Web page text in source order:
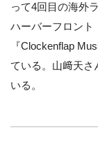
って4回目の海外
ハーバーフロント
『Clockenflap
ている。山﨑天さ
いる。